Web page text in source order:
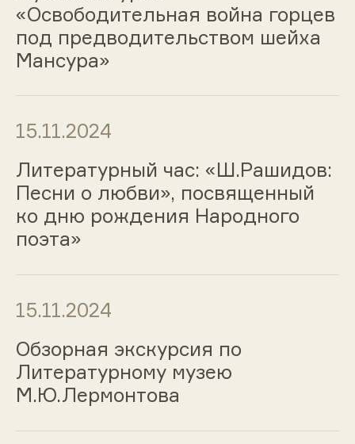
«Освободительная война горцев
под предводительством шейха
Мансура»
15.11.2024
Литературный час: «Ш.Рашидов:
Песни о любви», посвященный
ко дню рождения Народного
поэта»
15.11.2024
Обзорная экскурсия по
Литературному музею
М.Ю.Лермонтова